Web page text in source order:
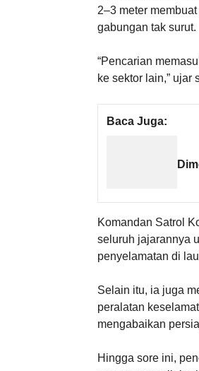
2–3 meter
gabungan tak surut.
“Pencarian
ke sektor lain,” ujar
Baca Juga:
Komandan Satrol
seluruh jajarannya
penyelamatan di
Selain itu, ia juga
peralatan
mengabaikan
Hingga sore ini,